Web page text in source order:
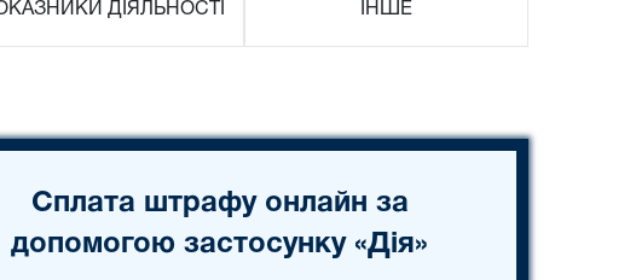
ДІЯЛЬНОСТІ ІНШЕ
Сплата штрафу онлайн за
допомогою застосунку «Дія»